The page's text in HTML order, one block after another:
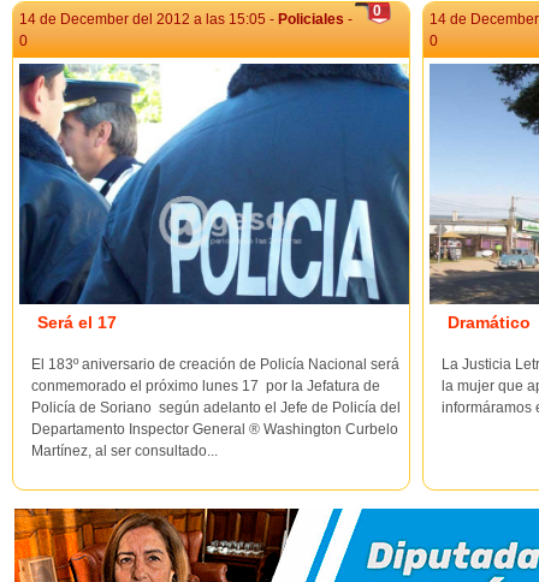
...
0
14 de December del 2012 a las 15:05 - Policiales -
0
Será el 17
El 183º aniversario de creación de Policía Nacional será
conmemorado el próximo lunes 17 por la Jefatura de
Policía de Soriano según adelanto el Jefe de Policía del
Departamento Inspector General ® Washington Curbelo
Martínez, al ser consultado...
14 de
0
Dramático
La Justicia
la mujer que
informáramos